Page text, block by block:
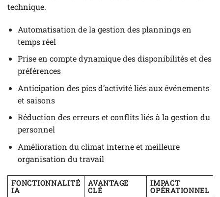
technique.
Automatisation de la gestion des plannings en
temps réel
Prise en compte dynamique des disponibilités et des
préférences
Anticipation des pics d’activité liés aux événements
et saisons
Réduction des erreurs et conflits liés à la gestion du
personnel
Amélioration du climat interne et meilleure
organisation du travail
FONCTIONNALITÉ
IA
AVANTAGE
CLÉ
IMPACT
OPÉRATIONNEL